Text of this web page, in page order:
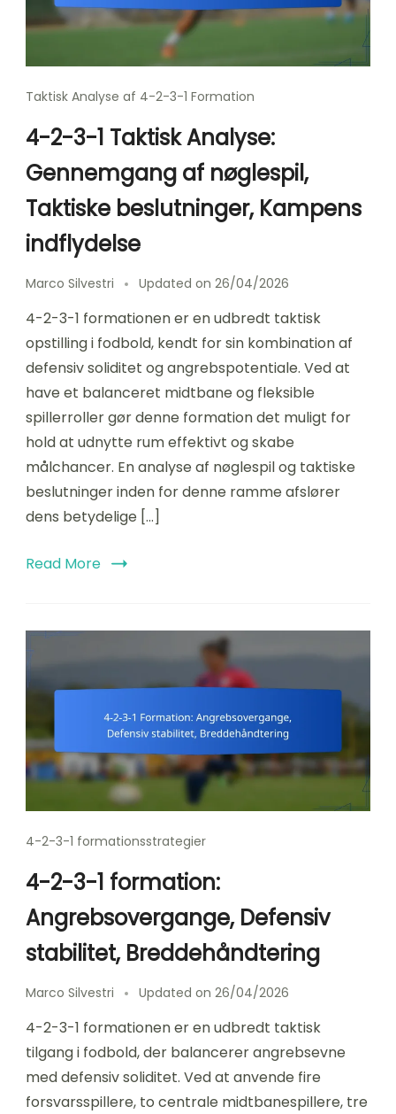
Taktisk Analyse af 4-2-3-1 Formation
4-2-3-1 Taktisk Analyse:
Gennemgang af nøglespil,
Taktiske beslutninger, Kampens
indflydelse
Marco Silvestri Updated on 26/04/2026
4-2-3-1 formationen er en udbredt taktisk
opstilling i fodbold, kendt for sin kombination af
defensiv soliditet og angrebspotentiale. Ved at
have et balanceret midtbane og fleksible
spillerroller gør denne formation det muligt for
hold at udnytte rum effektivt og skabe
målchancer. En analyse af nøglespil og taktiske
beslutninger inden for denne ramme afslører
dens betydelige […]
Read More
4-2-3-1 formationsstrategier
4-2-3-1 formation:
Angrebsovergange, Defensiv
stabilitet, Breddehåndtering
Marco Silvestri Updated on 26/04/2026
4-2-3-1 formationen er en udbredt taktisk
tilgang i fodbold, der balancerer angrebsevne
med defensiv soliditet. Ved at anvende fire
forsvarsspillere, to centrale midtbanespillere, tre